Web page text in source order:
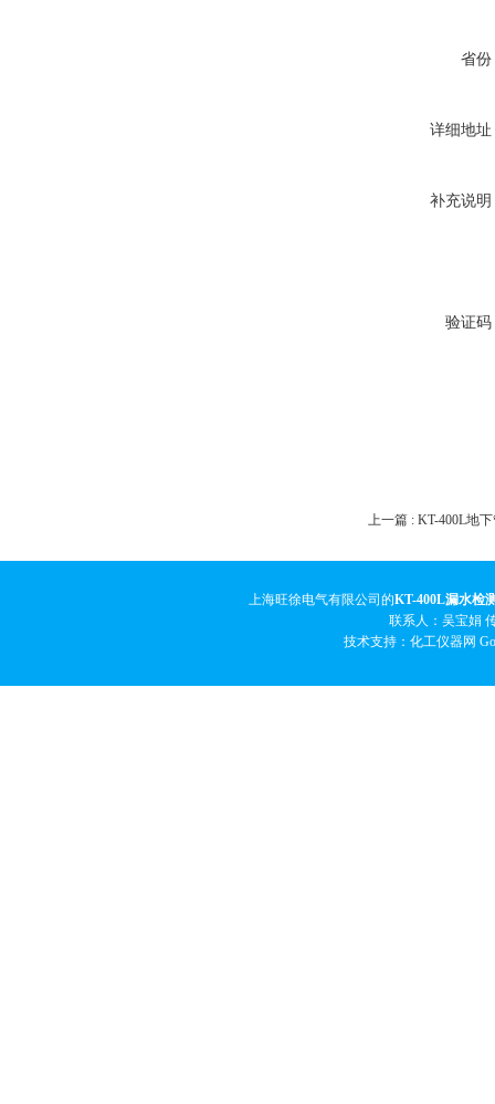
省份
详细地址
补充说明
验证码
上一篇 : KT-400L地
上海旺徐电气有限公司的KT-400L漏水检
联系人：吴宝娟
技术支持：化工仪器网